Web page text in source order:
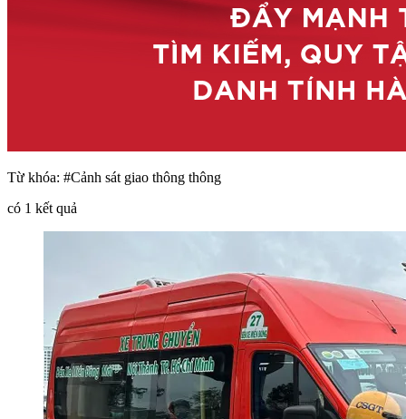
Từ khóa: #Cảnh sát giao thông thông
có 1 kết quả